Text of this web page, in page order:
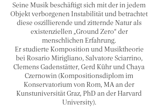
Seine Musik beschäftigt sich mit der in jedem
Objekt verborgenen Instabilität und betrachtet
diese oszillierende und zitternde Natur als
existenziellen „Ground Zero“ der
menschlichen Erfahrung.
Er studierte Komposition und Musiktheorie
bei Rosario Mirigliano, Salvatore Sciarrino,
Clemens Gadenstätter, Gerd Kühr und Chaya
Czernowin (Kompositionsdiplom im
Konservatorium von Rom, MA an der
Kunstuniversität Graz, PhD an der Harvard
University).